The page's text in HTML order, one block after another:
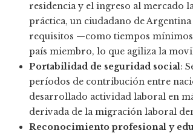
residencia y el ingreso al mercado
práctica, un ciudadano de
requisitos —como tiempos mínimos
país miembro, lo que agiliza la
Portabilidad de seguridad social:
períodos de contribución entre
desarrollado actividad laboral en
derivada de la migración laboral
Reconocimiento profesional y